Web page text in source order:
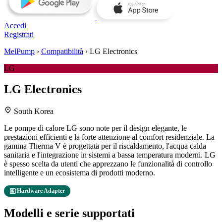
Accedi
Registrati
MelPump › Compatibilità › LG Electronics
LG
LG Electronics
location_on South Korea
Le pompe di calore LG sono note per il design elegante, le
prestazioni efficienti e la forte attenzione al comfort residenziale. La
gamma Therma V è progettata per il riscaldamento, l'acqua calda
sanitaria e l'integrazione in sistemi a bassa temperatura moderni. LG
è spesso scelta da utenti che apprezzano le funzionalità di controllo
intelligente e un ecosistema di prodotti moderno.
developer_boardHardware Adapter
Modelli e serie supportati